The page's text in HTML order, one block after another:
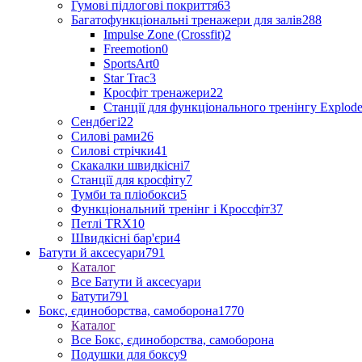
Гумові підлогові покриття63
Багатофункціональні тренажери для залів288
Impulse Zone (Crossfit)2
Freemotion0
SportsArt0
Star Trac3
Кросфіт тренажери22
Станції для функціонального тренінгу Explode
Сендбегі22
Силові рами26
Силові стрічки41
Скакалки швидкісні7
Станції для кросфіту7
Тумби та пліобокси5
Функціональний тренінг і Кроссфіт37
Петлі TRX10
Швидкісні бар'єри4
Батути й аксесуари791
Каталог
Все Батути й аксесуари
Батути791
Бокс, єдиноборства, самоборона1770
Каталог
Все Бокс, єдиноборства, самоборона
Подушки для боксу9